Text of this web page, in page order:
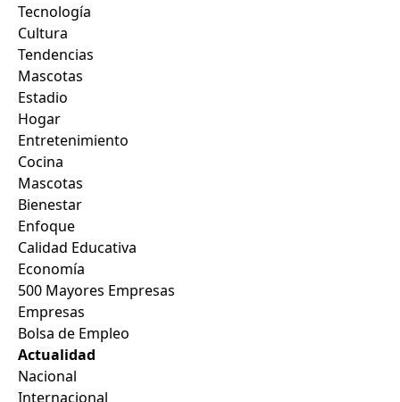
Tecnología
Cultura
Tendencias
Mascotas
Estadio
Hogar
Entretenimiento
Cocina
Mascotas
Bienestar
Enfoque
Calidad Educativa
Economía
500 Mayores Empresas
Empresas
Bolsa de Empleo
Actualidad
Nacional
Internacional